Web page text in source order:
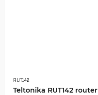
RUT142
Teltonika RUT142 router